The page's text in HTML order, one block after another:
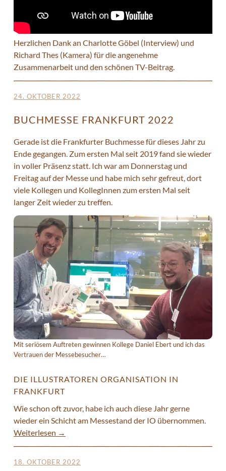
Herzlichen Dank an Charlotte Göbel (Interview) und
Richard Thes (Kamera) für die angenehme
Zusammenarbeit und den schönen TV-Beitrag.
24. OKTOBER 2022
BUCHMESSE FRANKFURT 2022
Gerade ist die Frankfurter Buchmesse für dieses Jahr zu
Ende gegangen. Zum ersten Mal seit 2019 fand sie wieder
in voller Präsenz statt. Ich war am Donnerstag und
Freitag auf der Messe und habe mich sehr gefreut, dort
viele Kollegen und KollegInnen zum ersten Mal seit
langer Zeit wieder zu treffen.
Mit seriösem Auftreten gewinnen Kollege Daniel Ebert und ich das
Vertrauen der Messebesucher…
DIE ILLUSTRATOREN ORGANISATION IN
FRANKFURT
Wie schon oft zuvor, habe ich auch diese Jahr gerne
wieder ein Schicht am Messestand der IO übernommen.
Weiterlesen →
18. OKTOBER 2022